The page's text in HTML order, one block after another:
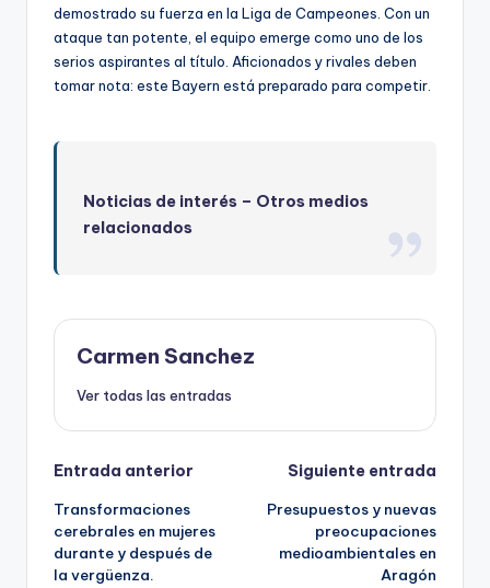
demostrado su fuerza en la Liga de Campeones. Con un
ataque tan potente, el equipo emerge como uno de los
serios aspirantes al título. Aficionados y rivales deben
tomar nota: este Bayern está preparado para competir.
Noticias de interés – Otros medios
relacionados
Carmen Sanchez
Ver todas las entradas
Navegación
de
entradas
Entrada anterior
Transformaciones
cerebrales en mujeres
durante y después de
la vergüenza.
Siguiente entrada
Presupuestos y nuevas
preocupaciones
medioambientales en
Aragón